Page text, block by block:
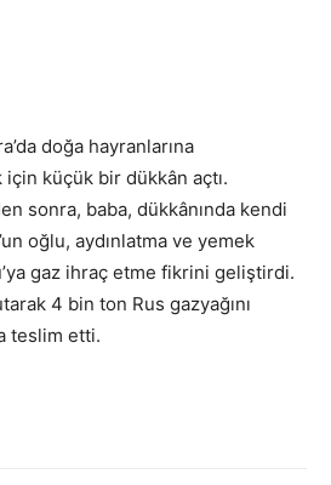
doğa hayranlarına
küçük bir dükkân açtı.
sonra, baba, dükkânında kendi
oğlu, aydınlatma ve yemek
gaz ihraç etme fikrini geliştirdi.
4 bin ton Rus gazyağını
teslim etti.